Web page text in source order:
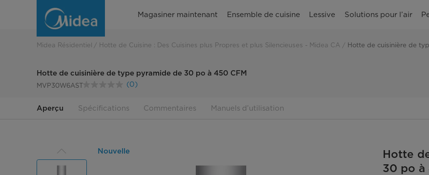
cuisine
forme
Magasiner maintenant Ensemble de cuisine Lessive Solutions pour l’air
Midea Résidentiel Hotte de Cuisine : Des Cuisines plus Propres et plus Silencieuses - Midea CA Hotte de cuisinière de
Hotte de cuisinière de type pyramide de 30 po à 450 CFM
MVP30W6AST
Aucune
ce
même
(0)
Aperçu Spécifications Commentaires Manuels d’utilisation
Nouvelle
Hotte
30 po à